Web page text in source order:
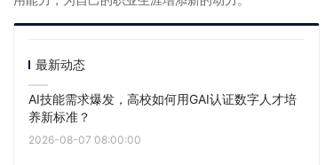
最新动态
AI技能需求爆发，高校如何用GAI认证数字人才培
养新标准？
2026-08-07 08:00:00